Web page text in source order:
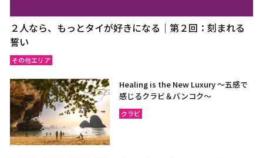
２人なら、もっとタイが好きになる｜第２回：刻まれる
誓い
その他エリア
Healing is the New Luxury ～五感で
感じるクラビ＆バンコク～
クラビ